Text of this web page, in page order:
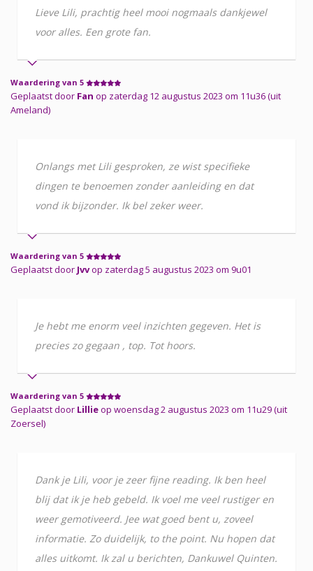
Lieve Lili, prachtig heel mooi nogmaals dankjewel
voor alles. Een grote fan.
Waardering van 5
Geplaatst door Fan op zaterdag 12 augustus 2023 om 11u36 (uit
Ameland)
Onlangs met Lili gesproken, ze wist specifieke
dingen te benoemen zonder aanleiding en dat
vond ik bijzonder. Ik bel zeker weer.
Waardering van 5
Geplaatst door Jvvop zaterdag 5 augustus 2023 om 9u01
Je hebt me enorm veel inzichten gegeven. Het is
precies zo gegaan , top. Tot hoors.
Waardering van 5
Geplaatst door Lillieop woensdag 2 augustus 2023 om 11u29 (uit
Zoersel)
Dank je Lili, voor je zeer fijne reading. Ik ben heel
blij dat ik je heb gebeld. Ik voel me veel rustiger en
weer gemotiveerd. Jee wat goed bent u, zoveel
informatie. Zo duidelijk, to the point. Nu hopen dat
alles uitkomt. Ik zal u berichten, Dankuwel Quinten.